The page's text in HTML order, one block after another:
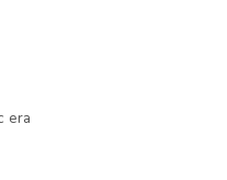
era